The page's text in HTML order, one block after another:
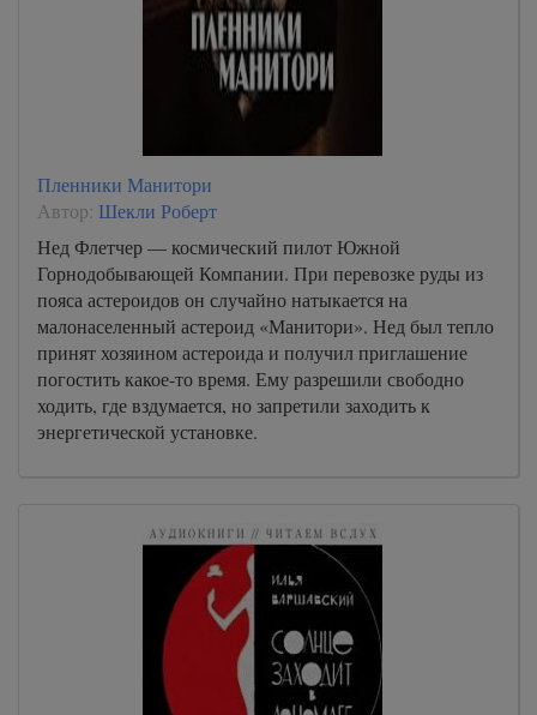
Пленники Манитори
Автор: Шекли Роберт
Нед Флетчер — космический пилот Южной
Горнодобывающей Компании. При перевозке руды из
пояса астероидов он случайно натыкается на
малонаселенный астероид «Манитори». Нед был тепло
принят хозяином астероида и получил приглашение
погостить какое-то время. Ему разрешили свободно
ходить, где вздумается, но запретили заходить к
энергетической установке.